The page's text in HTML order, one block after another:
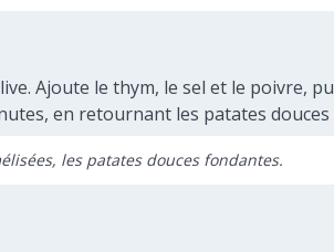
Ajoute le thym, le sel et le poivre,
en retournant les patates douces
les patates douces fondantes.